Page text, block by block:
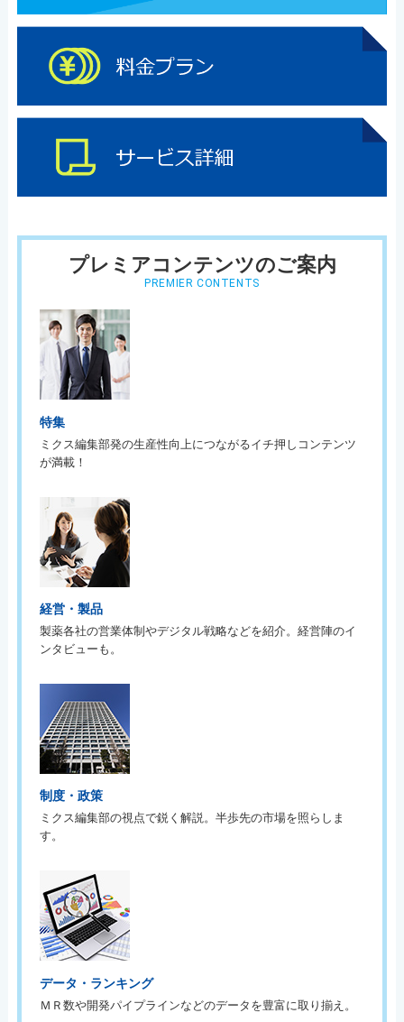
プレミアコンテンツのご案内
PREMIER CONTENTS
特集
ミクス編集部発の生産性向上につながるイチ押しコンテンツ
が満載！
経営・製品
製薬各社の営業体制やデジタル戦略などを紹介。経営陣のイ
ンタビューも。
制度・政策
ミクス編集部の視点で鋭く解説。半歩先の市場を照らしま
す。
データ・ランキング
ＭＲ数や開発パイプラインなどのデータを豊富に取り揃え。